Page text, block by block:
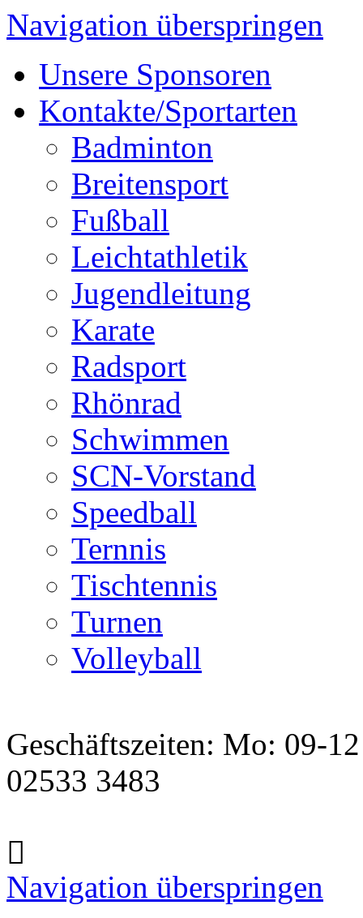
Navigation überspringen
Unsere Sponsoren
Kontakte/Sportarten
Badminton
Breitensport
Fußball
Leichtathletik
Jugendleitung
Karate
Radsport
Rhönrad
Schwimmen
SCN-Vorstand
Speedball
Ternnis
Tischtennis
Turnen
Volleyball
Geschäftszeiten: Mo: 09-
02533 3483
Navigation überspringen